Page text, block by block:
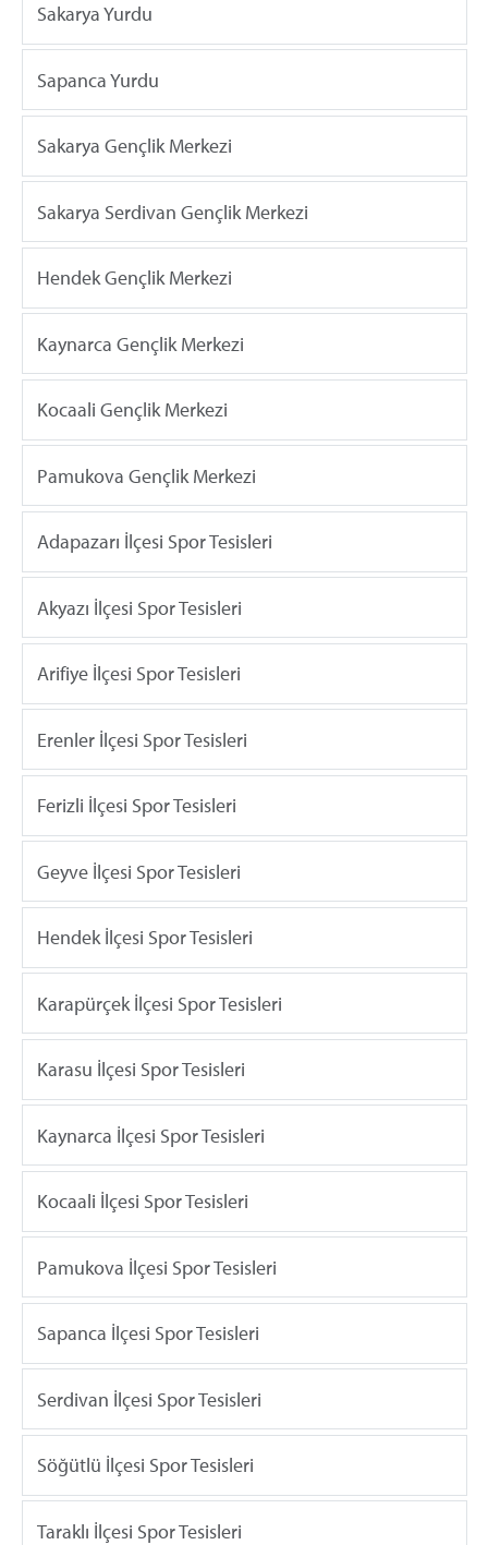
Sakarya Yurdu
Sapanca Yurdu
Sakarya Gençlik Merkezi
Sakarya Serdivan Gençlik Merkezi
Hendek Gençlik Merkezi
Kaynarca Gençlik Merkezi
Kocaali Gençlik Merkezi
Pamukova Gençlik Merkezi
Adapazarı İlçesi Spor Tesisleri
Akyazı İlçesi Spor Tesisleri
Arifiye İlçesi Spor Tesisleri
Erenler İlçesi Spor Tesisleri
Ferizli İlçesi Spor Tesisleri
Geyve İlçesi Spor Tesisleri
Hendek İlçesi Spor Tesisleri
Karapürçek İlçesi Spor Tesisleri
Karasu İlçesi Spor Tesisleri
Kaynarca İlçesi Spor Tesisleri
Kocaali İlçesi Spor Tesisleri
Pamukova İlçesi Spor Tesisleri
Sapanca İlçesi Spor Tesisleri
Serdivan İlçesi Spor Tesisleri
Söğütlü İlçesi Spor Tesisleri
Taraklı İlçesi Spor Tesisleri